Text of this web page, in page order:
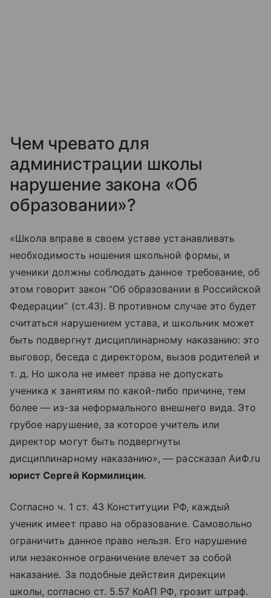
Чем чревато для
администрации школы
нарушение закона «Об
образовании»?
«Школа вправе в своем уставе устанавливать
необходимость ношения школьной формы, и
ученики должны соблюдать данное требование, об
этом говорит закон “Об образовании в Российской
Федерации” (ст.43). В противном случае это будет
считаться нарушением устава, и школьник может
быть подвергнут дисциплинарному наказанию: это
выговор, беседа с директором, вызов родителей и
т. д. Но школа не имеет права не допускать
ученика к занятиям по какой-либо причине, тем
более — из-за неформального внешнего вида. Это
грубое нарушение, за которое учитель или
директор могут быть подвергнуты
дисциплинарному наказанию», — рассказал АиФ.ru
юрист Сергей Кормилицин.
Согласно ч. 1 ст. 43 Конституции РФ, каждый
ученик имеет право на образование. Самовольно
ограничить данное право нельзя. Его нарушение
или незаконное ограничение влечет за собой
наказание. За подобные действия дирекции
школы, согласно ст. 5.57 КоАП РФ, грозит штраф.